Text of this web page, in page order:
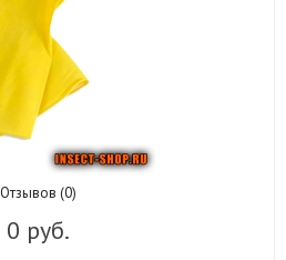
Отзывов (0)
0 руб.